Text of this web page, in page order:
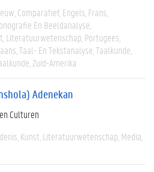
Comparatief Engels Frans
En Beeldanalyse
Literatuurwetenschap Portugees
Taal- En Tekstanalyse Taalkunde
Zuid-Amerika
Adenekan
Culturen
Kunst Literatuurwetenschap Media